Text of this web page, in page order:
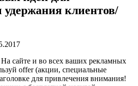
удержания клиентов/
сайте и во всех ваших рекламных
offer (акции, специальные
для привлечения внимания!